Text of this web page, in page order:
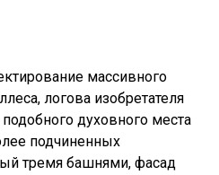
массивного
логова изобретателя
духовного места
подчиненных
тремя башнями, фасад